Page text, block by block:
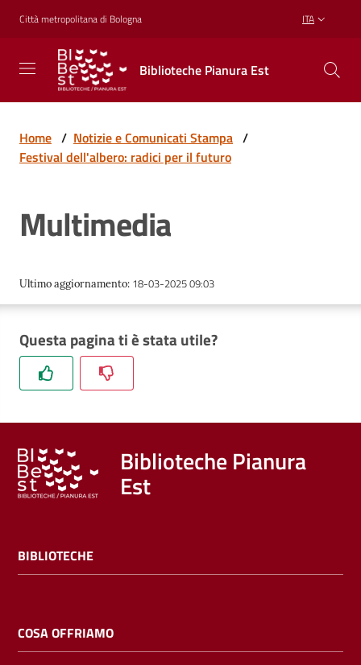
Vai al contenuto
Vai alla navigazione
Vai al footer
Città metropolitana di Bologna ITA
Biblioteche Pianura Est
Biblioteche
Pianura
Est
CREARE,
RICREARSI
Biblioteche
Cosa
Trova
libri
film
Calendario
Bambini
Home / Notizie e Comunicati Stampa /
Festival dell'albero: radici per il futuro
Multimedia
Ultimo aggiornamento: 18-03-2025 09:03
Questa pagina ti è stata utile?
Biblioteche Pianura
Est
BIBLIOTECHE
COSA OFFRIAMO